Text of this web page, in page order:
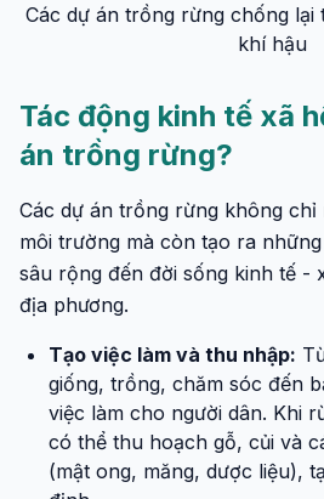
Các dự án trồng rừng chống lại
khí hậu
Tác động kinh tế xã
án trồng rừng?
Các dự án trồng rừng không chỉ
môi trường mà còn tạo ra
sâu rộng đến đời sống kinh tế -
địa phương.
Tạo việc làm và thu nhập:
giống, trồng, chăm sóc đến
việc làm cho người dân. Khi
có thể thu hoạch gỗ, củi và
(mật ong, măng, dược liệu),